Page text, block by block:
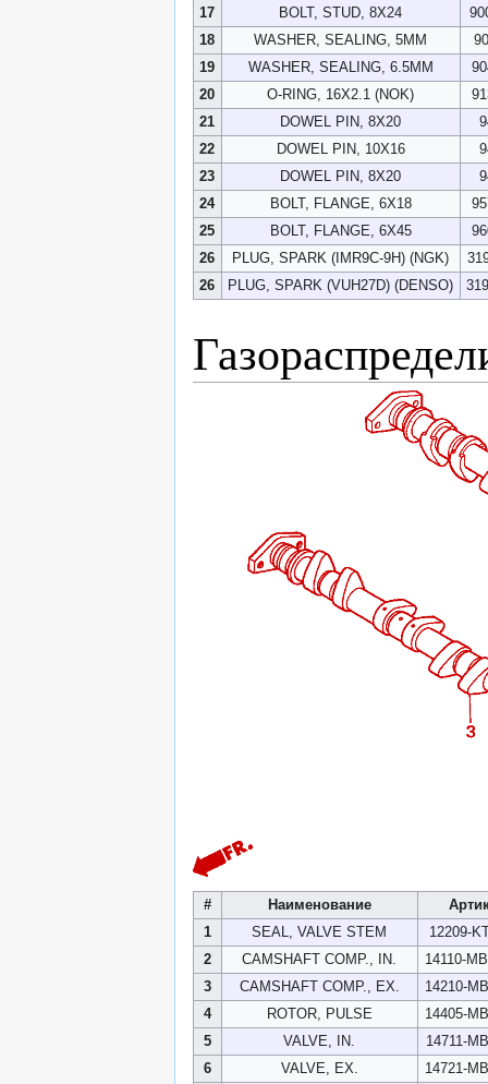
17
BOLT, STUD, 8X24
18
WASHER, SEALING, 5MM
19
WASHER, SEALING, 6.5MM
20
O-RING, 16X2.1 (NOK)
21
DOWEL PIN, 8X20
22
DOWEL PIN, 10X16
23
DOWEL PIN, 8X20
24
BOLT, FLANGE, 6X18
25
BOLT, FLANGE, 6X45
26
PLUG, SPARK (IMR9C-9H) (NGK)
26
PLUG, SPARK (VUH27D) (DENSO)
# Наименование
1
SEAL, VALVE STEM
12209-
2
CAMSHAFT COMP., IN.
14110-
3
CAMSHAFT COMP., EX.
14210-
4
ROTOR, PULSE
14405-
5
VALVE, IN.
14711-
6
VALVE, EX. 14721-